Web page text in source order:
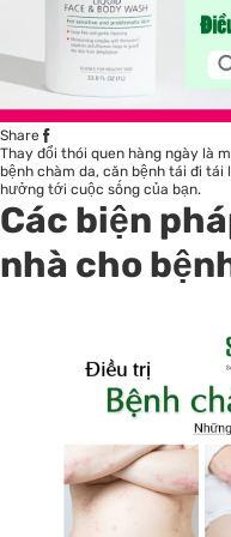
Share
Thay đổi thói quen hàng ngày là
bệnh chàm da, căn bệnh tái đi
hưởng tới cuộc sống của bạn.
Các biện
nhà cho